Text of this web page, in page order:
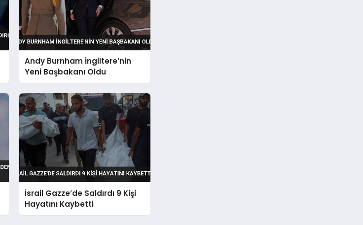
Andy Burnham İngiltere’nin
Yeni Başbakanı Oldu
İsrail Gazze’de Saldırdı 9 Kişi
Hayatını Kaybetti